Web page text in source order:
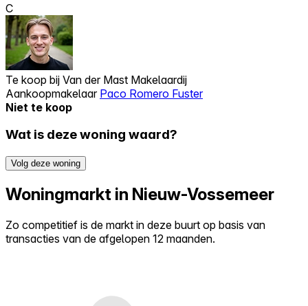
C
Te koop bij Van der Mast Makelaardij
Aankoopmakelaar Paco Romero Fuster
Niet te koop
Wat is deze woning waard?
Volg deze woning
Woningmarkt in Nieuw-Vossemeer
Zo competitief is de markt in deze buurt op basis van
transacties van de afgelopen 12 maanden.